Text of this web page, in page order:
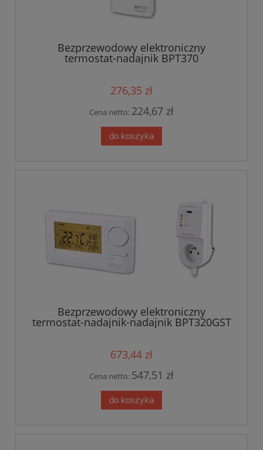
Bezprzewodowy elektroniczny
termostat-nadajnik BPT370
276,35 zł
Cena netto: 224,67 zł
do koszyka
Bezprzewodowy elektroniczny
termostat-nadajnik-nadajnik BPT320GST
673,44 zł
Cena netto: 547,51 zł
do koszyka